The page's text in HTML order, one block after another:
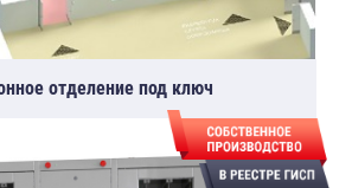
отделение под ключ